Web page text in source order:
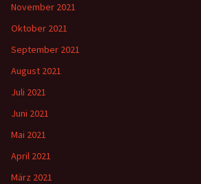
November 2021
Oktober 2021
September 2021
August 2021
Juli 2021
Juni 2021
Mai 2021
April 2021
März 2021